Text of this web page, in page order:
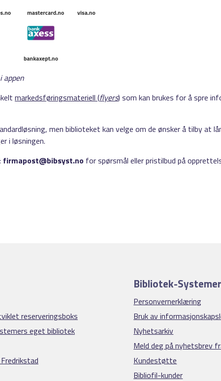
appen
markedsføringsmateriell (flyers) som kan brukes for å spre
men biblioteket kan velge om de ønsker å tilby at
i løsningen.
firmapost@bibsyst.no for spørsmål eller pristilbud på
reserveringsboks
eget bibliotek
Bibliotek-
Personvernerklæring
Bruk av
Nyhetsarkiv
Meld deg på nyhetsbrev
Kundestøtte
Bibliofil-kunder